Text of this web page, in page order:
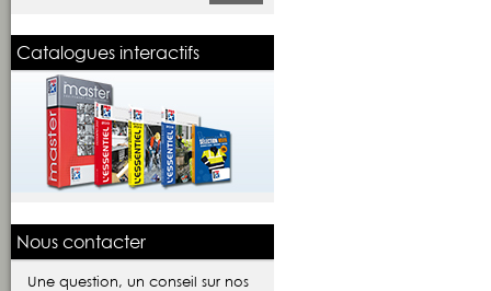
Catalogues interactifs
Nous contacter
Une question, un conseil sur nos